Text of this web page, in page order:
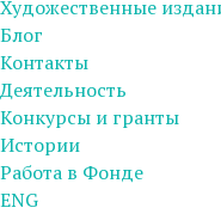
Художественные
Блог
Контакты
Деятельность
Конкурсы и гранты
Истории
Работа в Фонде
ENG